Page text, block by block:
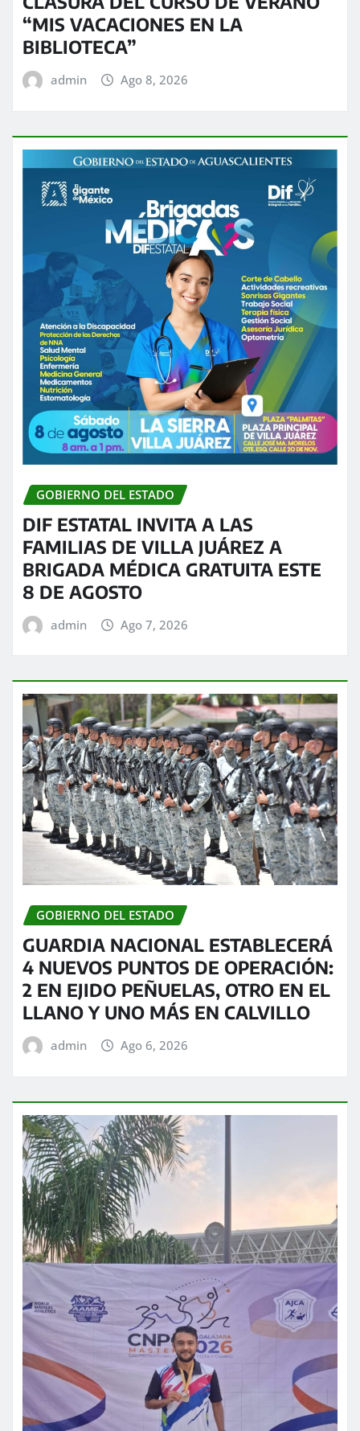
“MIS VACACIONES EN LA
BIBLIOTECA”
admin Ago 8, 2026
GOBIERNO DEL ESTADO
DIF ESTATAL INVITA A LAS
FAMILIAS DE VILLA JUÁREZ A
BRIGADA MÉDICA GRATUITA ESTE
8 DE AGOSTO
admin Ago 7, 2026
GOBIERNO DEL ESTADO
GUARDIA NACIONAL ESTABLECERÁ
4 NUEVOS PUNTOS DE OPERACIÓN:
2 EN EJIDO PEÑUELAS, OTRO EN EL
LLANO Y UNO MÁS EN CALVILLO
admin Ago 6, 2026